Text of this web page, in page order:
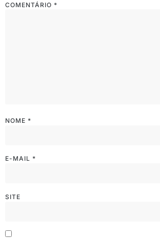
COMENTÁRIO *
NOME *
E-MAIL *
SITE